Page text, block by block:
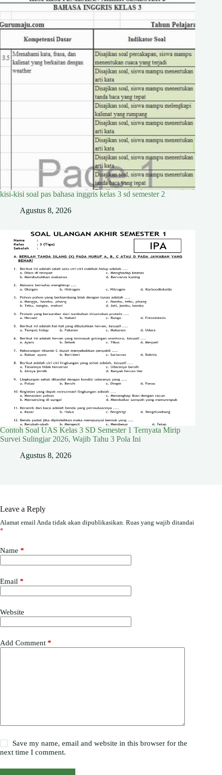
kisi-kisi soal pas bahasa inggris kelas 3 sd semester 2
Agustus 8, 2026
Contoh Soal UAS Kelas 3 SD Semester 1 Ternyata Mirip
Survei Sulingjar 2026, Wajib Tahu 3 Pola Ini
Agustus 8, 2026
Leave a Reply
Alamat email Anda tidak akan dipublikasikan. Ruas yang wajib ditandai
*
Name *
Email *
Website
Add Comment *
Save my name, email and website in this browser for the
next time I comment.